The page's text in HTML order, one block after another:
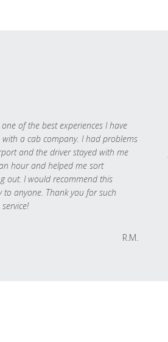
one of the best experiences I have
with a cab company. I had problems
and the driver stayed with me
hour and helped me sort
out. I would recommend this
to anyone. Thank you for such
R.M.